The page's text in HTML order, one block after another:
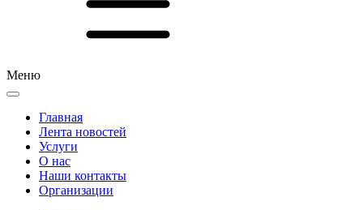
Меню
Главная
Лента новостей
Услуги
О нас
Наши контакты
Организации